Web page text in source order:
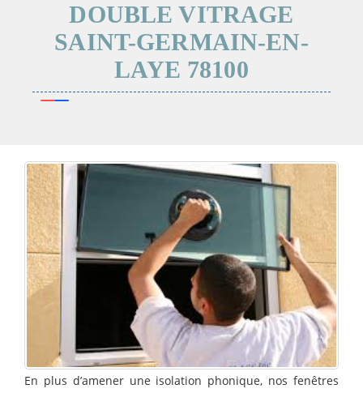
DOUBLE VITRAGE
SAINT-GERMAIN-EN-
LAYE 78100
En plus d’amener une isolation phonique, nos fenêtres